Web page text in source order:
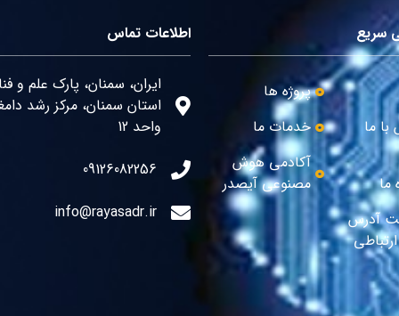
سریع
پروژه ها
ما
خدمات ما
ما
آکادمی هوش
مصنوعی آیصدر
آدرس
اطلاعات تماس
ایران، سمنان، پارک علم و
استان سمنان، مرکز رشد
واحد 12
09126082256
info@rayasadr.ir